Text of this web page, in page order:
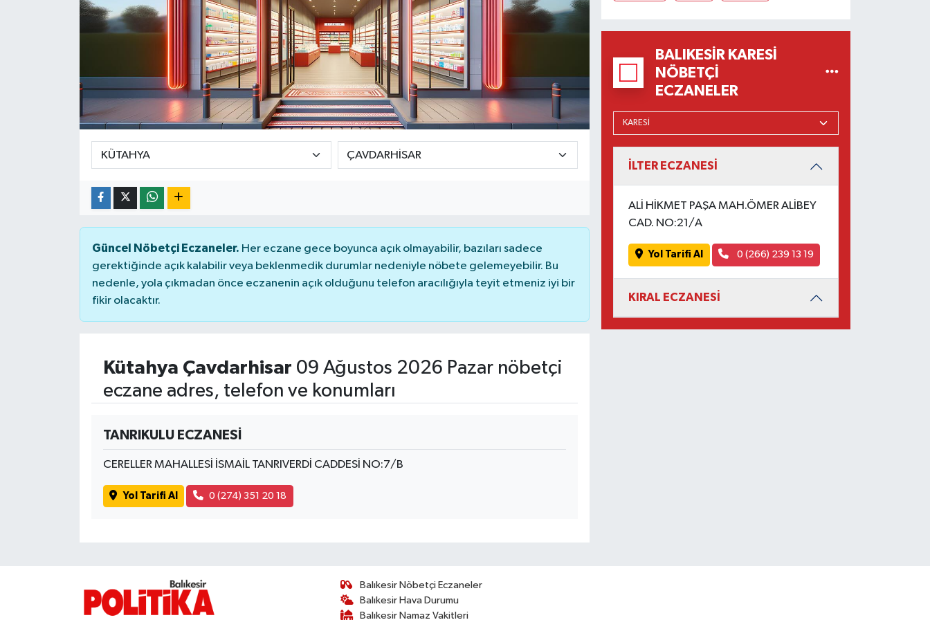
Güncel Nöbetçi Eczaneler. Her eczane gece boyunca açık olmayabilir, bazıları sadece
gerektiğinde açık kalabilir veya beklenmedik durumlar nedeniyle nöbete gelemeyebilir. Bu
nedenle, yola çıkmadan önce eczanenin açık olduğunu telefon aracılığıyla teyit etmeniz iyi bir
fikir olacaktır.
Kütahya Çavdarhisar 09 Ağustos 2026 Pazar nöbetçi
eczane adres, telefon ve konumları
TANRIKULU ECZANESİ
CERELLER MAHALLESİ İSMAİL TANRIVERDİ CADDESİ NO:7/B
Yol Tarifi Al 0 (274) 351 20 18
BALIKESIR KARESI
NÖBETÇI
ECZANELER
İLTER ECZANESİ
ALİ HİKMET PAŞA MAH.ÖMER ALİBEY
CAD. NO:21/A
Yol Tarifi Al 0 (266) 239 13 19
KIRAL ECZANESİ
Balıkesir Nöbetçi Eczaneler
Balıkesir Hava Durumu
Balıkesir Namaz Vakitleri
EĞİTİM
EKONOMİ
KENT GÜNDEMİ
KÜLTÜR-SANAT